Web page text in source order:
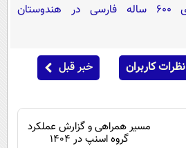
شناسایی کتیبه‌های ۶۰۰ ساله فارسی در هندوستان
نظرات کاربران خبر قبل
مسیر همراهی و گزارش عملکرد
گروه اسنپ در ۱۴۰۴